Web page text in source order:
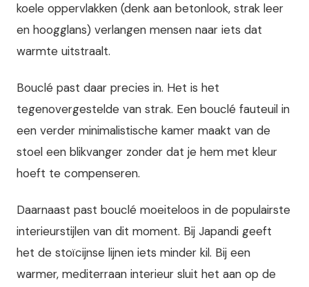
koele oppervlakken (denk aan betonlook, strak leer
en hoogglans) verlangen mensen naar iets dat
warmte uitstraalt.
Bouclé past daar precies in. Het is het
tegenovergestelde van strak. Een bouclé fauteuil in
een verder minimalistische kamer maakt van de
stoel een blikvanger zonder dat je hem met kleur
hoeft te compenseren.
Daarnaast past bouclé moeiteloos in de populairste
interieurstijlen van dit moment. Bij Japandi geeft
het de stoïcijnse lijnen iets minder kil. Bij een
warmer, mediterraan interieur sluit het aan op de